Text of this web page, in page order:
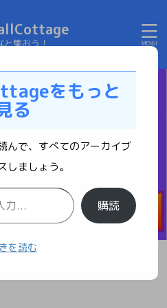
と集おう！
をもっと
る
んで、すべてのアーカイブ
しましょう。
購読
を読む